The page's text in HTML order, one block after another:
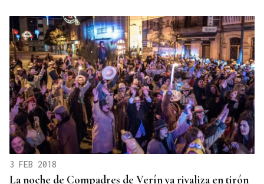
3 FEB 2018
La noche de Compadres de Verín ya rivaliza en tirón